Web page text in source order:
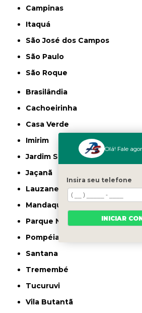
Campinas
Itaquá
São José dos Campos
São Paulo
São Roque
Brasilândia
Cachoeirinha
Casa Verde
Imirim
Jardim São Paulo
Jaçanã
Lauzane Paulista
Mandaqui
Parque Novo Mundo
Pompéia
Santana
Tremembé
Tucuruvi
Vila Butantã
Olá! Fale
Insira seu telefone
INICIAR